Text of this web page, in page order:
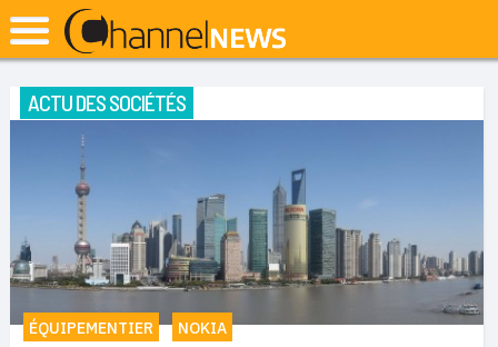
ACTU DES SOCIÉTÉS
ÉQUIPEMENTIER NOKIA